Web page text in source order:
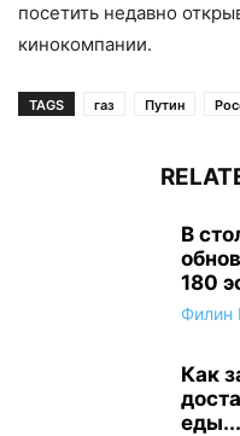
посетить недавно
кинокомпании.
TAGS газ Путин
В
180
Филин
Как
еды...